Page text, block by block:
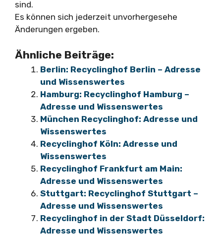
sind.
Es können sich jederzeit unvorhergesehe
Änderungen ergeben.
Ähnliche Beiträge:
Berlin: Recyclinghof Berlin – Adresse
und Wissenswertes
Hamburg: Recyclinghof Hamburg –
Adresse und Wissenswertes
München Recyclinghof: Adresse und
Wissenswertes
Recyclinghof Köln: Adresse und
Wissenswertes
Recyclinghof Frankfurt am Main:
Adresse und Wissenswertes
Stuttgart: Recyclinghof Stuttgart –
Adresse und Wissenswertes
Recyclinghof in der Stadt Düsseldorf:
Adresse und Wissenswertes